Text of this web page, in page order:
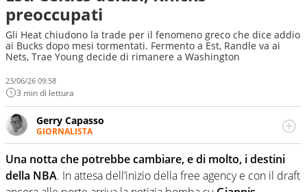
preoccupati
Gli Heat chiudono la trade per il fenomeno greco che dice addio
ai Bucks dopo mesi tormentati. Fermento a Est, Randle va ai
Nets, Trae Young decide di rimanere a Washington
23/06/26 09:58
3 min di lettura
Gerry Capasso
GIORNALISTA
Per lui gli sport americani non hanno segreti: basket,
football, baseball e la capacità innata di trovare la notizia
dove altri non vedono granché
Una notta che potrebbe cambiare, e di molto, i destini
della NBA. In attesa dell’inizio della free agency e con il draft